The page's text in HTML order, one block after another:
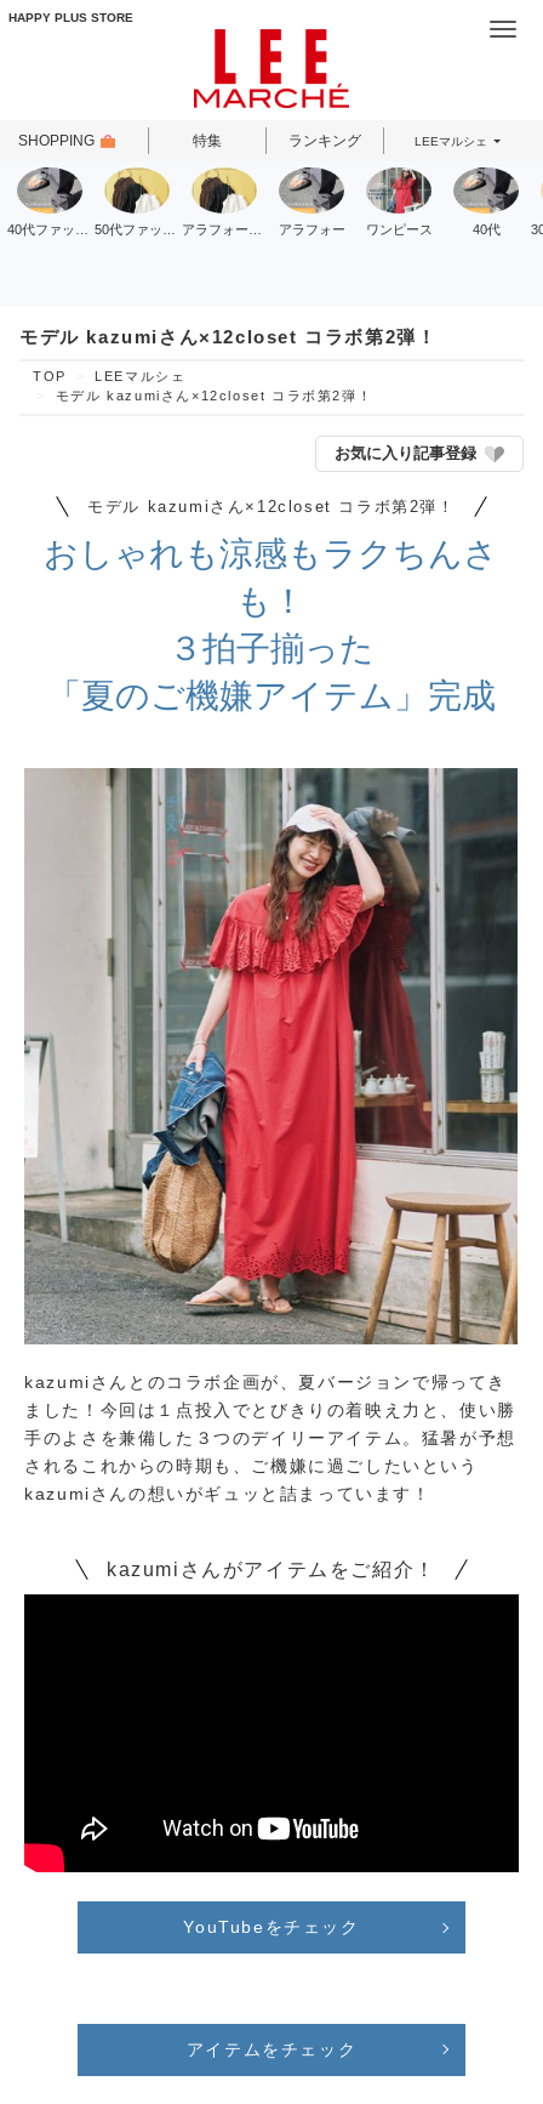
HAPPY PLUS STORE
SHOPPING 特集 ランキング LEEマルシェ
アラフォー ワンピース 40代
モデル kazumiさん×12closet コラボ第2弾！
TOP
LEEマルシェ
モデル kazumiさん×12closet コラボ第2弾！
お気に入り記事登録
モデル kazumiさん×12closet コラボ第2弾！
おしゃれも涼感もラクちんさ
も！
３拍子揃った
「夏のご機嫌アイテム」完成
kazumiさんとのコラボ企画が、夏バージョンで帰ってき
ました！今回は１点投入でとびきりの着映え力と、使い勝
手のよさを兼備した３つのデイリーアイテム。猛暑が予想
されるこれからの時期も、ご機嫌に過ごしたいという
kazumiさんの想いがギュッと詰まっています！
kazumiさんがアイテムをご紹介！
YouTubeをチェック
アイテムをチェック